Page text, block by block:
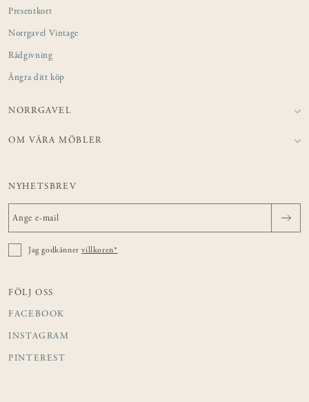
Presentkort
Norrgavel Vintage
Rådgivning
Ångra ditt köp
NORRGAVEL
OM VÅRA MÖBLER
NYHETSBREV
Jag godkännervillkoren*
FÖLJ OSS
FACEBOOK
INSTAGRAM
PINTEREST